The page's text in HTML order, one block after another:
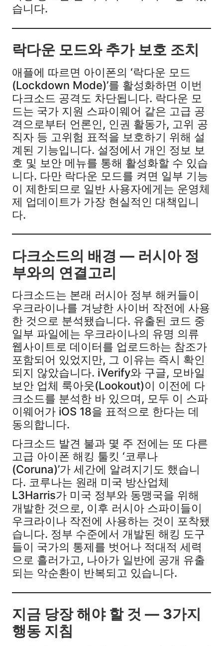
습니다.
락다운 모드와 추가 보호 조치
애플에 따르면 아이폰의 ‘락다운 모드
(Lockdown Mode)’를 활성화하면 이번
다크소드 공격도 차단됩니다. 락다운 모
드는 국가 지원 스파이웨어 같은 고급 공
격으로부터 언론인, 인권 활동가, 고위 공
직자 등 고위험 표적을 보호하기 위해 설
계된 기능입니다. 설정에서 개인 정보 보
호 및 보안 메뉴를 통해 활성화할 수 있습
니다. 다만 락다운 모드를 켜면 일부 기능
이 제한되므로 일반 사용자에게는 운영체
제 업데이트가 가장 현실적인 대책입니
다.
다크소드의 배경 — 러시아 정
부와의 연결고리
다크소드는 본래 러시아 정부 해커들이
우크라이나를 겨냥한 사이버 작전에 사용
한 것으로 분석됐습니다. 유출된 코드 중
일부 파일에는 우크라이나의 유명 의류
웹사이트로 데이터를 업로드하는 참조가
포함되어 있었지만, 그 이유는 즉시 확인
되지 않았습니다. iVerify와 구글, 모바일
보안 업체 룩아웃(Lookout)이 이전에 다
크소드를 분석한 바 있으며, 모두 이 스파
이웨어가 iOS 18을 표적으로 한다는 데
동의합니다.
다크소드 발견 불과 몇 주 전에는 또 다른
고급 아이폰 해킹 툴킷 ‘코루나
(Coruna)’가 세간에 알려지기도 했습니
다. 코루나는 원래 미국 방산업체
L3Harris가 미국 정부와 동맹국을 위해
개발한 것으로, 이후 러시아 스파이들이
우크라이나 작전에 사용하는 것이 포착됐
습니다. 정부 수준에서 개발된 해킹 도구
들이 국가의 통제를 벗어나 적대적 세력
으로 흘러가고, 나아가 일반에 공개 유출
되는 악순환이 반복되고 있습니다.
지금 당장 해야 할 것 — 3가지
행동 지침